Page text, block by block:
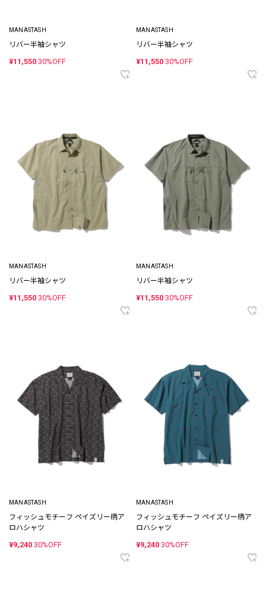
MANASTASH
リバー半袖シャツ
¥11,550 30%OFF
MANASTASH
リバー半袖シャツ
¥11,550 30%OFF
MANASTASH
リバー半袖シャツ
¥11,550 30%OFF
MANASTASH
リバー半袖シャツ
¥11,550 30%OFF
MANASTASH
フィッシュモチーフ ペイズリー柄ア
ロハシャツ
¥9,240 30%OFF
MANASTASH
フィッシュモチーフ ペイズリー柄ア
ロハシャツ
¥9,240 30%OFF